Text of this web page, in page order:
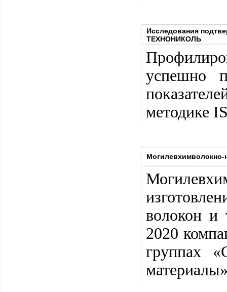
Исследования
ТЕХНОНИКОЛЬ
успешно
методике
Могилевхимволокно-
волокон и
2020
группах